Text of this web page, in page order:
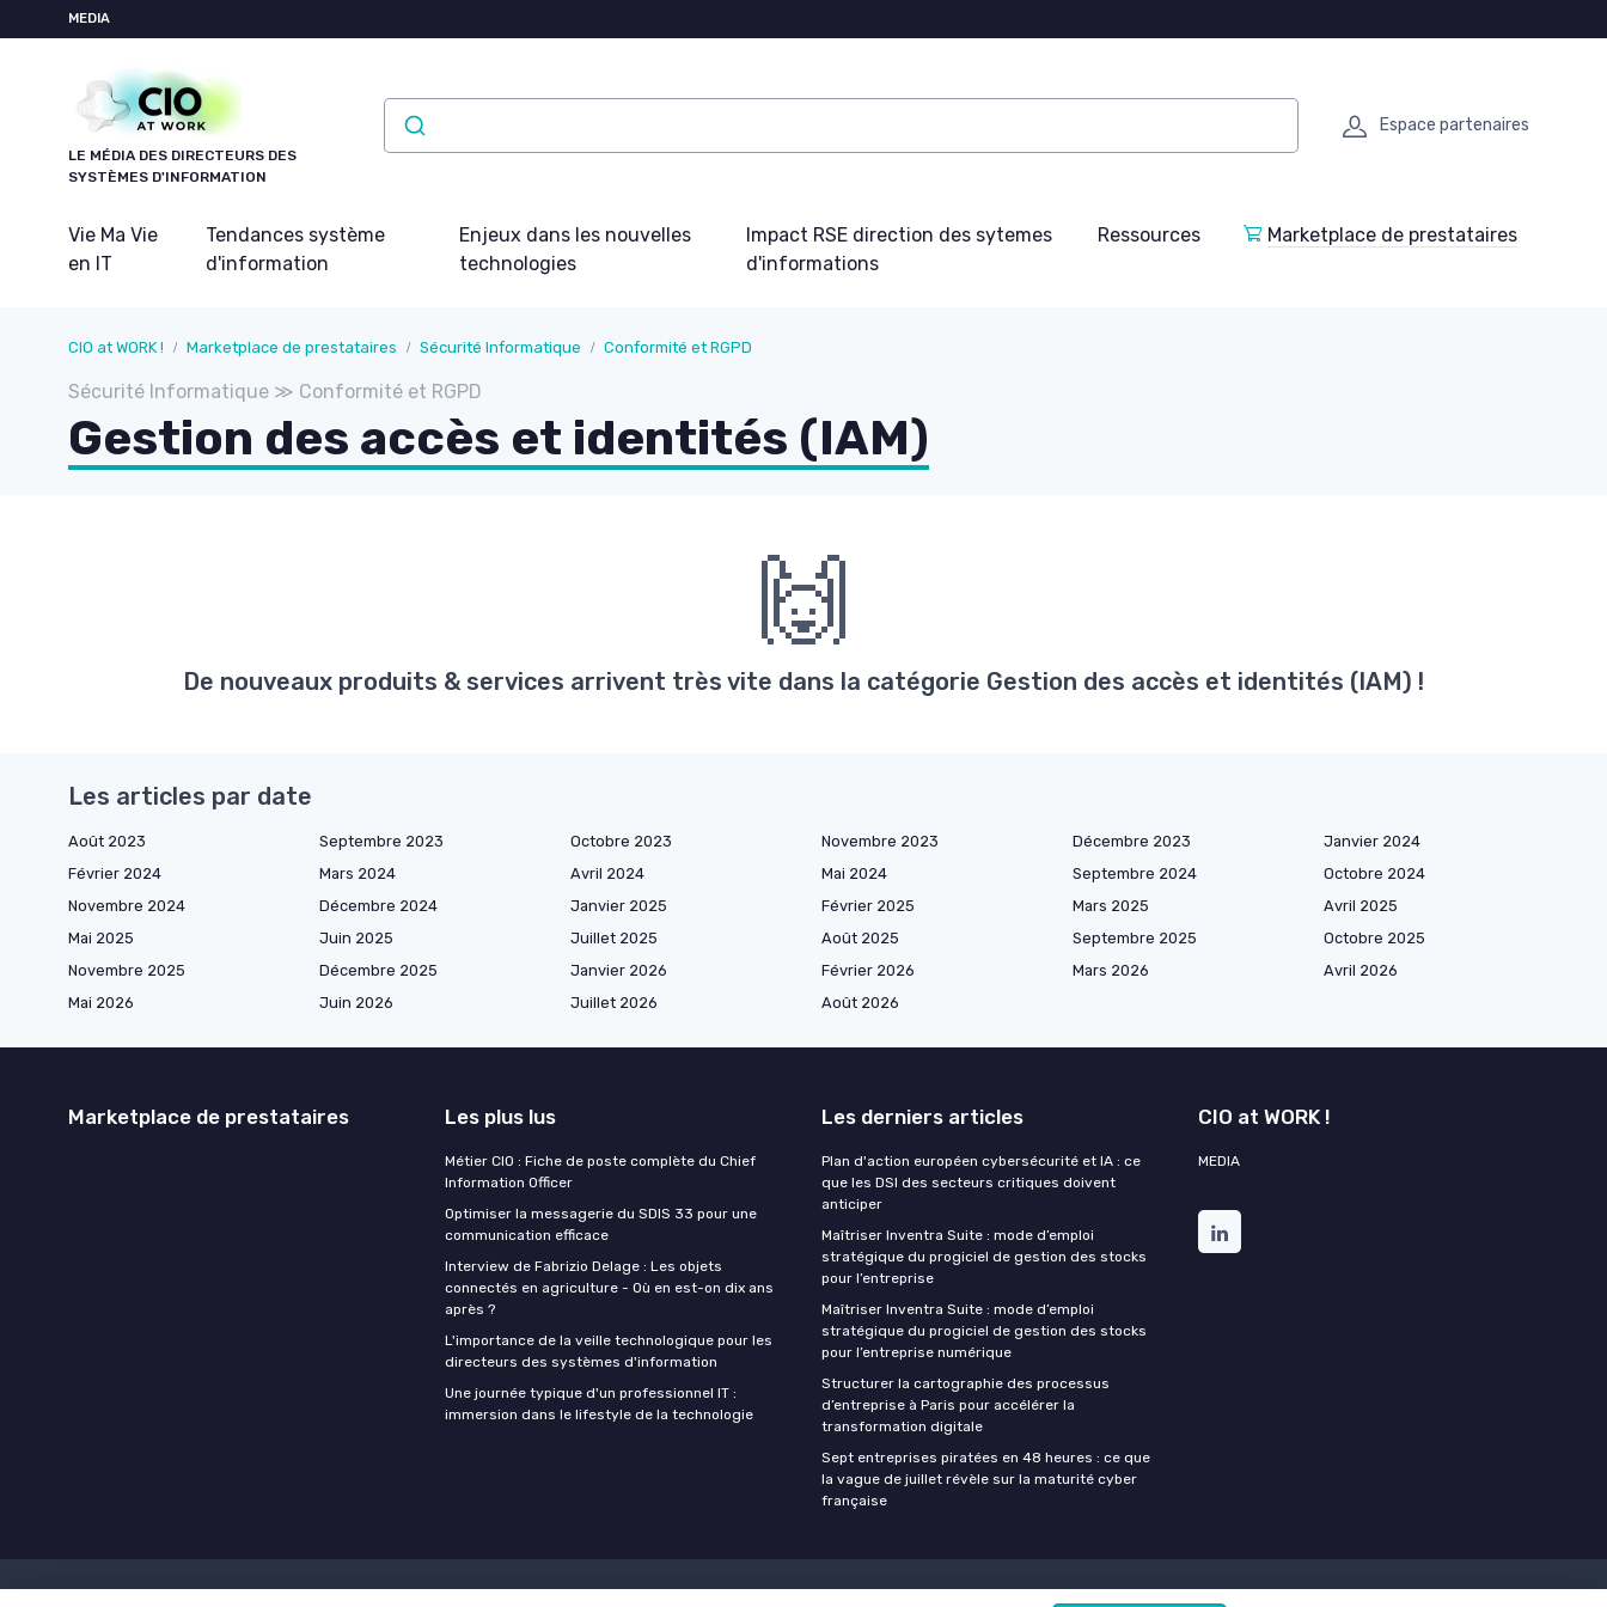
MEDIA
LE MÉDIA DES DIRECTEURS DES
SYSTÈMES D'INFORMATION
Espace partenaires
Vie Ma Vie
en IT
Tendances système
d'information
Enjeux dans les nouvelles
technologies
Impact RSE direction des sytemes
d'informations
Ressources Marketplace de prestataires
CIO at WORK ! Marketplace de prestataires Sécurité Informatique Conformité et RGPD
Sécurité Informatique ≫ Conformité et RGPD
Gestion des accès et identités (IAM)
🙌
De nouveaux produits & services arrivent très vite dans la catégorie Gestion des accès et identités (IAM) !
Les articles par date
Août 2023 Septembre 2023 Octobre 2023 Novembre 2023 Décembre 2023
Janvier 2024
Février 2024
Mars 2024 Avril 2024 Mai 2024 Septembre 2024
Octobre 2024
Novembre 2024
Décembre 2024 Janvier 2025 Février 2025 Mars 2025
Avril 2025
Mai 2025
Juin 2025 Juillet 2025 Août 2025 Septembre 2025
Octobre 2025
Novembre 2025
Décembre 2025 Janvier 2026 Février 2026 Mars 2026
Avril 2026
Mai 2026
Juin 2026 Juillet 2026 Août 2026
Marketplace de prestataires Les plus lus
Métier CIO : Fiche de poste complète du Chief
Information Officer
Optimiser la messagerie du SDIS 33 pour une
communication efficace
Interview de Fabrizio Delage : Les objets
connectés en agriculture - Où en est-on dix ans
après ?
L'importance de la veille technologique pour les
directeurs des systèmes d'information
Une journée typique d'un professionnel IT :
immersion dans le lifestyle de la technologie
Les derniers articles
Plan d'action européen cybersécurité et IA : ce
que les DSI des secteurs critiques doivent
anticiper
Maîtriser Inventra Suite : mode d’emploi
stratégique du progiciel de gestion des stocks
pour l’entreprise
Maîtriser Inventra Suite : mode d’emploi
stratégique du progiciel de gestion des stocks
pour l’entreprise numérique
Structurer la cartographie des processus
d’entreprise à Paris pour accélérer la
transformation digitale
Sept entreprises piratées en 48 heures : ce que
la vague de juillet révèle sur la maturité cyber
française
CIO at WORK !
MEDIA
Panneau de gestion des cookies